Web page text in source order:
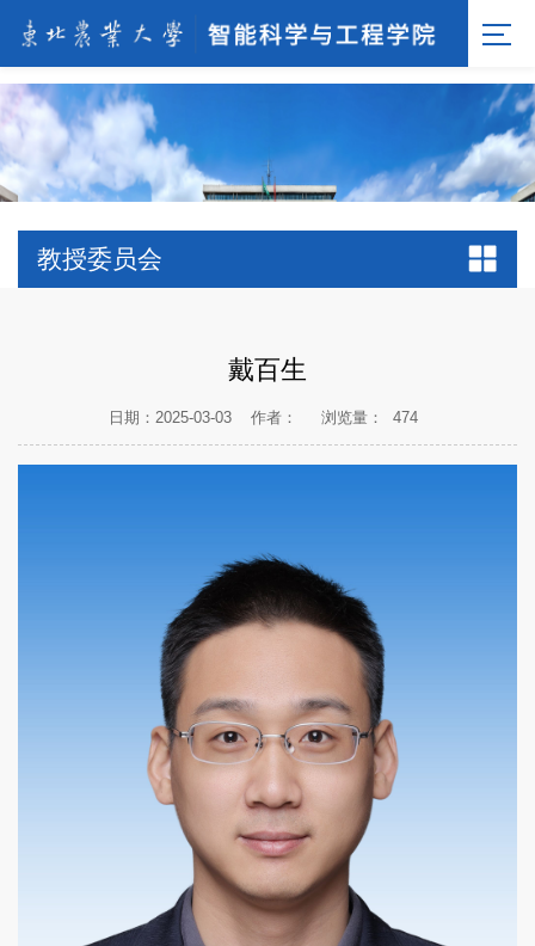
教授委员会
戴百生
日期：2025-03-03 作者： 浏览量： 474